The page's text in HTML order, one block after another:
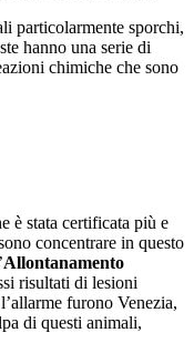
particolarmente sporchi,
hanno una serie di
chimiche che sono
è stata certificata più e
concentrare in questo
Allontanamento
risultati di lesioni
furono Venezia,
di questi animali,